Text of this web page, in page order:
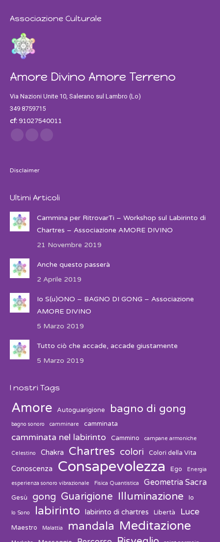
Associazione Culturale
Amore Divino Amore Terreno
Via Nazioni Unite 10, Salerano sul Lambro (Lo)
349 8759715
cf:91027540011
Find us on:
Facebook
TwitterInstagram
Disclaimer
Ultimi Articoli
Cammina per RitrovarTi – Workshop sul Labirinto di
Chartres – Associazione AMORE DIVINO
21 Novembre 2019
Anche questo passerà
2 Aprile 2019
Io S(u)ONO – BAGNO DI GONG – Associazione
AMORE DIVINO
5 Marzo 2019
Tutto ciò che accade, accade giustamente
5 Marzo 2019
I nostri Tags
Amore Autoguarigione bagno di gong
bagno sonoro camminare camminata
camminata nel labirinto Cammino campane armoniche
Celestino Chakra Chartres colori Colori della Vita
Conoscenza Consapevolezza Ego Energia
esperienza sonoro vibrazionale Fisica Quantistica Geometria Sacra
Gesù gong Guarigione Illuminazione Io
Io Sono labirinto labirinto di chartres Libertà Luce
Maestro Malattia mandala Meditazione